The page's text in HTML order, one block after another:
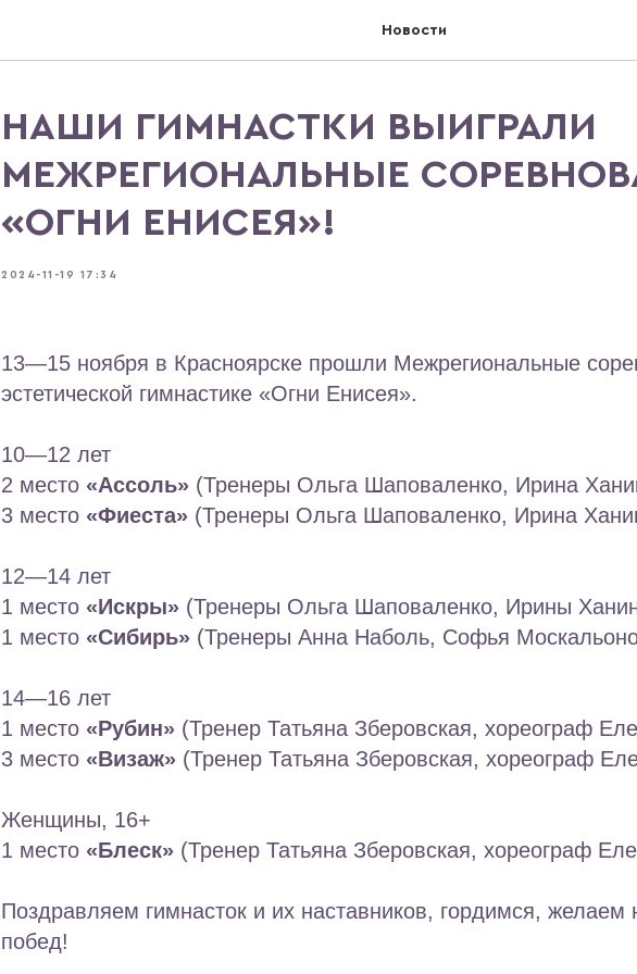
Новости
НАШИ ГИМНАСТКИ ВЫИГРАЛИ
МЕЖРЕГИОНАЛЬНЫЕ
«ОГНИ ЕНИСЕЯ»!
2024-11-19 17:34
13—15 ноября в Красноярске прошли Межрегиональные
эстетической гимнастике «Огни Енисея».
10—12 лет
2 место «Ассоль» (Тренеры Ольга Шаповаленко, Ирина
3 место «Фиеста» (Тренеры Ольга Шаповаленко, Ирина
12—14 лет
1 место «Искры» (Тренеры Ольга Шаповаленко, Ирины
1 место «Сибирь» (Тренеры Анна Наболь, Софья
14—16 лет
1 место «Рубин» (Тренер Татьяна Зберовская, хореограф
3 место «Визаж» (Тренер Татьяна Зберовская, хореограф
Женщины, 16+
1 место «Блеск» (Тренер Татьяна Зберовская, хореограф
Поздравляем гимнасток и их наставников, гордимся, желаем
побед!